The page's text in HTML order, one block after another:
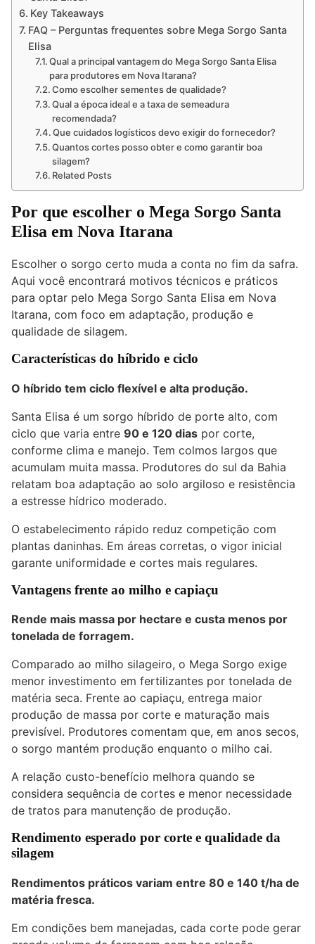
Key Takeaways
FAQ – Perguntas frequentes sobre Mega Sorgo Santa
Elisa
Qual a principal vantagem do Mega Sorgo Santa Elisa
para produtores em Nova Itarana?
Como escolher sementes de qualidade?
Qual a época ideal e a taxa de semeadura
recomendada?
Que cuidados logísticos devo exigir do fornecedor?
Quantos cortes posso obter e como garantir boa
silagem?
Related Posts
Por que escolher o Mega Sorgo Santa
Elisa em Nova Itarana
Escolher o sorgo certo muda a conta no fim da safra.
Aqui você encontrará motivos técnicos e práticos
para optar pelo Mega Sorgo Santa Elisa em Nova
Itarana, com foco em adaptação, produção e
qualidade de silagem.
Características do híbrido e ciclo
O híbrido tem ciclo flexível e alta produção.
Santa Elisa é um sorgo híbrido de porte alto, com
ciclo que varia entre 90 e 120 dias por corte,
conforme clima e manejo. Tem colmos largos que
acumulam muita massa. Produtores do sul da Bahia
relatam boa adaptação ao solo argiloso e resistência
a estresse hídrico moderado.
O estabelecimento rápido reduz competição com
plantas daninhas. Em áreas corretas, o vigor inicial
garante uniformidade e cortes mais regulares.
Vantagens frente ao milho e capiaçu
Rende mais massa por hectare e custa menos por
tonelada de forragem.
Comparado ao milho silageiro, o Mega Sorgo exige
menor investimento em fertilizantes por tonelada de
matéria seca. Frente ao capiaçu, entrega maior
produção de massa por corte e maturação mais
previsível. Produtores comentam que, em anos secos,
o sorgo mantém produção enquanto o milho cai.
A relação custo-benefício melhora quando se
considera sequência de cortes e menor necessidade
de tratos para manutenção de produção.
Rendimento esperado por corte e qualidade da
silagem
Rendimentos práticos variam entre 80 e 140 t/ha de
matéria fresca.
Em condições bem manejadas, cada corte pode gerar